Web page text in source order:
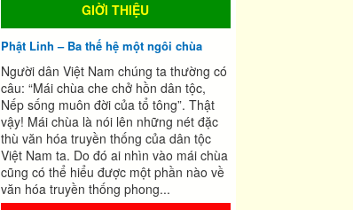
GIỜI THIỆU
Phật Linh – Ba thế hệ một ngôi chùa
Người dân Việt Nam chúng ta thường có
câu: “Mái chùa che chở hồn dân tộc,
Nếp sống muôn đời của tổ tông”. Thật
vậy! Mái chùa là nói lên những nét đặc
thù văn hóa truyền thống của dân tộc
Việt Nam ta. Do đó ai nhìn vào mái chùa
cũng có thể hiểu được một phần nào về
văn hóa truyền thống phong...